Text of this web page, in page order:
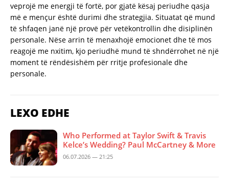
veprojë me energji të fortë, por gjatë kësaj periudhe qasja
më e mençur është durimi dhe strategjia. Situatat që mund
të shfaqen janë një provë për vetëkontrollin dhe disiplinën
personale. Nëse arrin të menaxhojë emocionet dhe të mos
reagojë me nxitim, kjo periudhë mund të shndërrohet në një
moment të rëndësishëm për rritje profesionale dhe
personale.
LEXO EDHE
Who Performed at Taylor Swift & Travis
Kelce’s Wedding? Paul McCartney & More
06.07.2026 — 21:25